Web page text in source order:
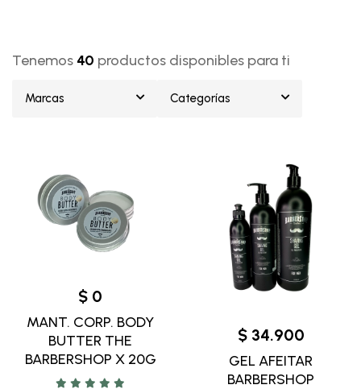
Tenemos 40 productos disponibles para ti
Marcas Categorías
$ 0
MANT. CORP. BODY
BUTTER THE
BARBERSHOP X 20G
$ 34.900
GEL AFEITAR
BARBERSHOP